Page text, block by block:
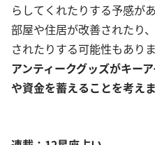
らしてくれたりする予感があ
部屋や住居が改善されたり
されたりする可能性もありま
アンティークグッズがキー
や資金を蓄えることを考えま